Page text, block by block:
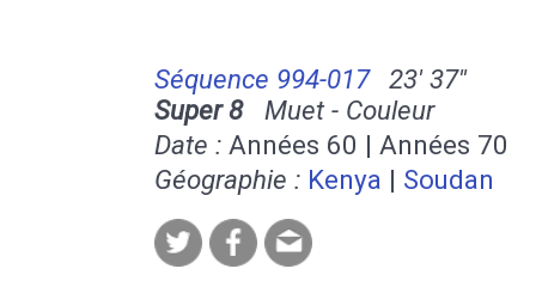
Séquence 994-017
23' 37''
Super 8Muet - Couleur
Date : Années 60 | Années 70
Géographie : Kenya | Soudan